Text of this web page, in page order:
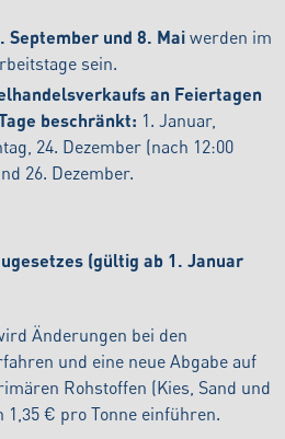
September und 8. Mai werden im
sein.
an Feiertagen
beschränkt: 1. Januar,
24. Dezember (nach 12:00
26. Dezember.
(gültig ab 1. Januar
Änderungen bei den
und eine neue Abgabe auf
Rohstoffen (Kies, Sand und
1,35 € pro Tonne einführen.